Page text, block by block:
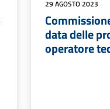
29 AGOSTO 2023
data delle
operatore